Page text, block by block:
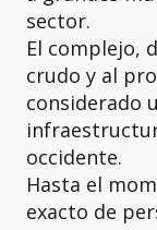
sector.
El complejo,
crudo y al
considerado
occidente.
Hasta el
exacto de